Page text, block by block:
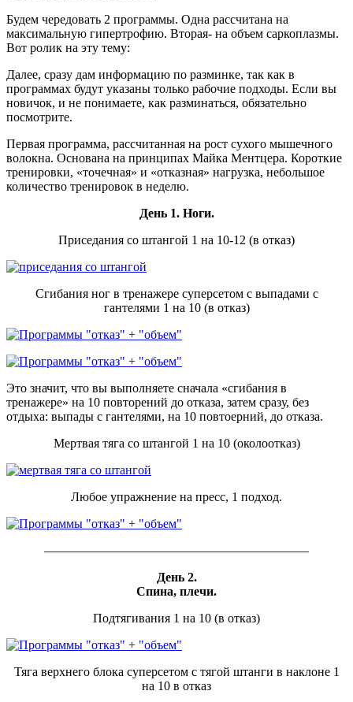
Будем чередовать 2 программы. Одна рассчитана на
максимальную гипертрофию. Вторая- на объем саркоплазмы.
Вот ролик на эту тему:
Далее, сразу дам информацию по разминке, так как в
программах будут указаны только рабочие подходы. Если вы
новичок, и не понимаете, как разминаться, обязательно
посмотрите.
Первая программа, рассчитанная на рост сухого мышечного
волокна. Основана на принципах Майка Ментцера. Короткие
тренировки, «точечная» и «отказная» нагрузка, небольшое
количество тренировок в неделю.
День 1. Ноги.
Приседания со штангой 1 на 10-12 (в отказ)
Сгибания ног в тренажере суперсетом с выпадами с
гантелями 1 на 10 (в отказ)
Это значит, что вы выполняете сначала «сгибания в
тренажере» на 10 повторений до отказа, затем сразу, без
отдыха: выпады с гантелями, на 10 повтоерний, до отказа.
Мертвая тяга со штангой 1 на 10 (околоотказ)
Любое упражнение на пресс, 1 подход.
—————————————————————
День 2.
Спина, плечи.
Подтягивания 1 на 10 (в отказ)
Тяга верхнего блока суперсетом с тягой штанги в наклоне 1
на 10 в отказ